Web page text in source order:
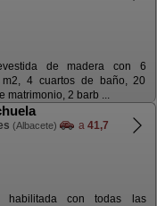
de madera con 6
4 cuartos de baño, 20
matrimonio, 2 barb ...
(Albacete) a 41,7
con todas las